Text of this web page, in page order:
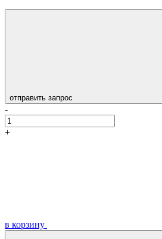
отправить запрос
-
+
в корзину